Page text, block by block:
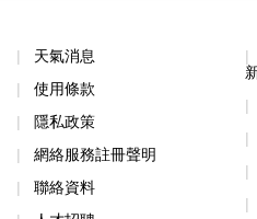
天氣消息
使用條款
隱私政策
網絡服務註冊聲明
聯絡資料